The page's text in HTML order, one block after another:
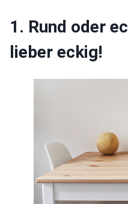
1. Rund oder
lieber eckig!